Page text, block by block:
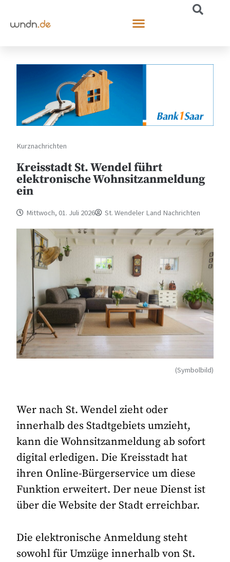
Kurznachrichten
Kreisstadt St. Wendel führt
elektronische Wohnsitzanmeldung
ein
Mittwoch, 01. Juli 2026 St. Wendeler Land Nachrichten
(Symbolbild)
Wer nach St. Wendel zieht oder
innerhalb des Stadtgebiets umzieht,
kann die Wohnsitzanmeldung ab sofort
digital erledigen. Die Kreisstadt hat
ihren Online-Bürgerservice um diese
Funktion erweitert. Der neue Dienst ist
über die Website der Stadt erreichbar.
Die elektronische Anmeldung steht
sowohl für Umzüge innerhalb von St.